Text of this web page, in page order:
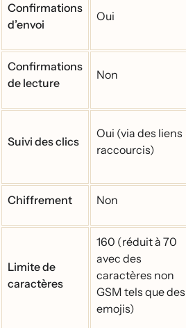
Confirmations
d’envoi
Oui
Confirmations
de lecture
Non
Suivi des clics
Oui (via des liens
raccourcis)
Chiffrement Non
Limite de
caractères
160 (réduit à 70
avec des
caractères non
GSM tels que des
emojis)